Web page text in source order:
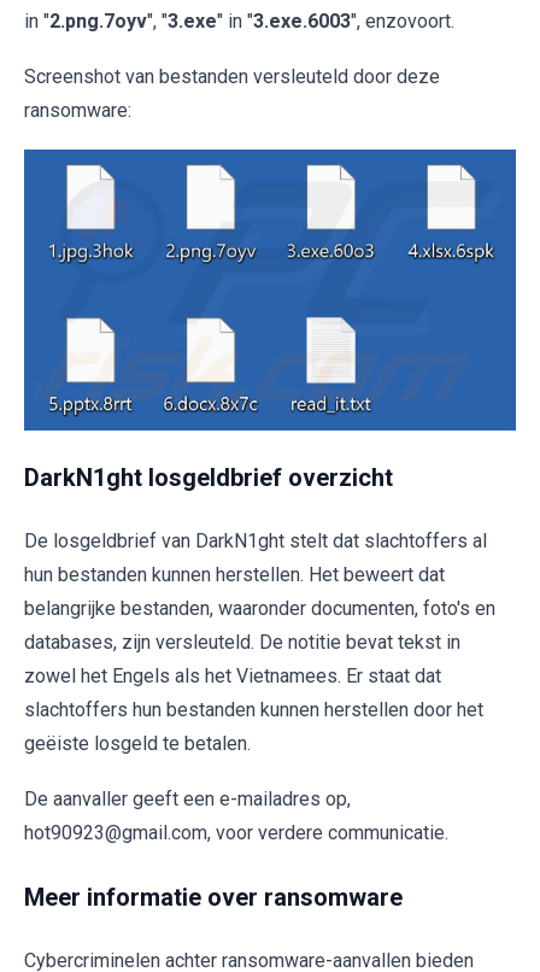
in "2.png.7oyv", "3.exe" in "3.exe.6003", enzovoort.
Screenshot van bestanden versleuteld door deze
ransomware:
DarkN1ght losgeldbrief overzicht
De losgeldbrief van DarkN1ght stelt dat slachtoffers al
hun bestanden kunnen herstellen. Het beweert dat
belangrijke bestanden, waaronder documenten, foto's en
databases, zijn versleuteld. De notitie bevat tekst in
zowel het Engels als het Vietnamees. Er staat dat
slachtoffers hun bestanden kunnen herstellen door het
geëiste losgeld te betalen.
De aanvaller geeft een e-mailadres op,
hot90923@gmail.com, voor verdere communicatie.
Meer informatie over ransomware
Cybercriminelen achter ransomware-aanvallen bieden